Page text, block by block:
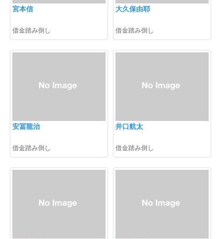
宮本信
借金踏み倒し
大久保由耶
借金踏み倒し
安冨龍治
借金踏み倒し
井口航太
借金踏み倒し